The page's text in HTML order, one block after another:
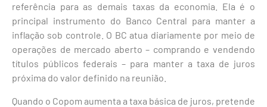
referência para as demais taxas da economia. Ela é o
principal instrumento do Banco Central para manter a
inflação sob controle. O BC atua diariamente por meio de
operações de mercado aberto – comprando e vendendo
títulos públicos federais – para manter a taxa de juros
próxima do valor definido na reunião.
Quando o Copom aumenta a taxa básica de juros, pretende